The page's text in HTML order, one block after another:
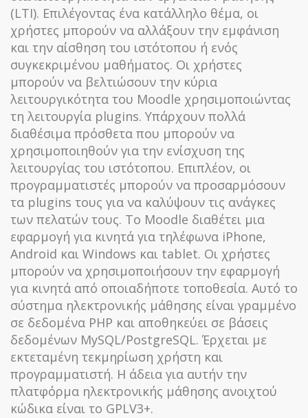
(LTI). Επιλέγοντας ένα κατάλληλο θέμα, οι
χρήστες μπορούν να αλλάξουν την εμφάνιση
και την αίσθηση του ιστότοπου ή ενός
συγκεκριμένου μαθήματος. Οι χρήστες
μπορούν να βελτιώσουν την κύρια
λειτουργικότητα του Moodle χρησιμοποιώντας
τη λειτουργία plugins. Υπάρχουν πολλά
διαθέσιμα πρόσθετα που μπορούν να
χρησιμοποιηθούν για την ενίσχυση της
λειτουργίας του ιστότοπου. Επιπλέον, οι
προγραμματιστές μπορούν να προσαρμόσουν
τα plugins τους για να καλύψουν τις ανάγκες
των πελατών τους. Το Moodle διαθέτει μια
εφαρμογή για κινητά για τηλέφωνα iPhone,
Android και Windows και tablet. Οι χρήστες
μπορούν να χρησιμοποιήσουν την εφαρμογή
για κινητά από οποιαδήποτε τοποθεσία. Αυτό το
σύστημα ηλεκτρονικής μάθησης είναι γραμμένο
σε δεδομένα PHP και αποθηκεύει σε βάσεις
δεδομένων MySQL/PostgreSQL. Έρχεται με
εκτεταμένη τεκμηρίωση χρήστη και
προγραμματιστή. Η άδεια για αυτήν την
πλατφόρμα ηλεκτρονικής μάθησης ανοιχτού
κώδικα είναι το GPLV3+.